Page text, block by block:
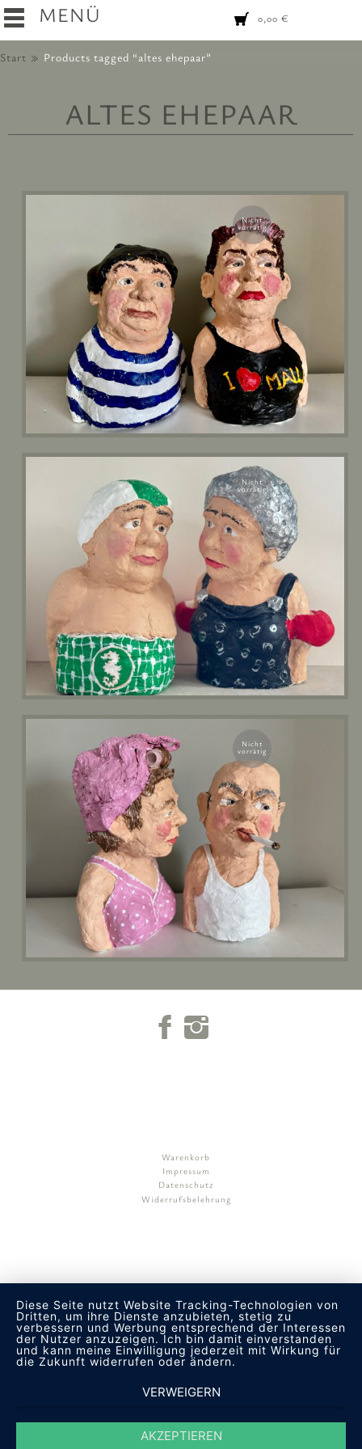
MENÜ 0,00 €
Start Products tagged “altes ehepaar”
ALTES EHEPAAR
Nicht
vorrätig
Nicht
vorrätig
Nicht
vorrätig
Warenkorb
Impressum
Datenschutz
Widerrufsbelehrung
Diese Seite nutzt Website Tracking-Technologien von
Dritten, um ihre Dienste anzubieten, stetig zu
verbessern und Werbung entsprechend der Interessen
der Nutzer anzuzeigen. Ich bin damit einverstanden
und kann meine Einwilligung jederzeit mit Wirkung für
die Zukunft widerrufen oder ändern.
VERWEIGERN
AKZEPTIEREN